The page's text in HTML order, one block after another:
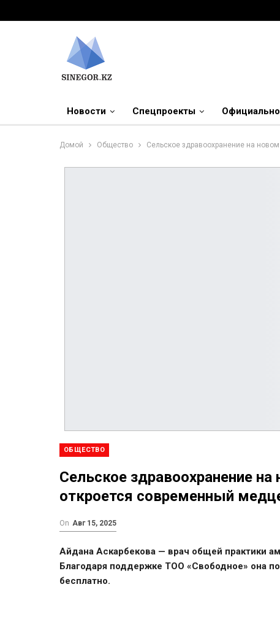
Новости Спецпроекты Официально
Домой Общество Сельское здравоохранение на
ОБЩЕСТВО
Сельское здравоохранение
откроется современный
On Авг 15, 2025
Айдана Аскарбекова — врач общей практики
Благодаря поддержке ТОО «Свободное» она
бесплатно.